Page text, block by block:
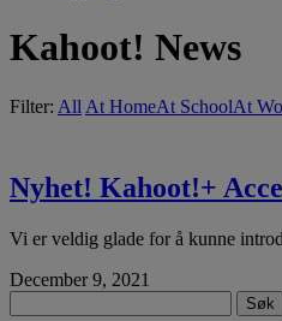
Kahoot! News
Filter: All At HomeAt SchoolAt
Nyhet! Kahoot!+
Vi er veldig glade for å kunne
December 9, 2021
Søk